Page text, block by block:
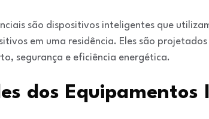
são dispositivos inteligentes que
em uma residência. Eles são
segurança e eficiência energética.
dos Equipamentos